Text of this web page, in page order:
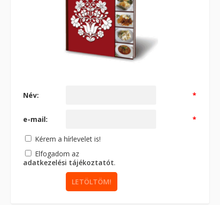
Név: *
e-mail: *
Kérem a hírlevelet is!
Elfogadom az
adatkezelési tájékoztatót.